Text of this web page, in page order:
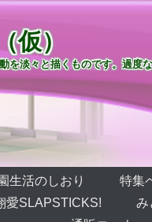
仮）
淡々と描くものです。過度
生活のしおり 特集
愛SLAPSTICKS! み